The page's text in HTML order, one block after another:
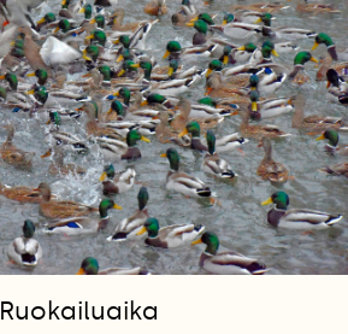
Ruokailuaika